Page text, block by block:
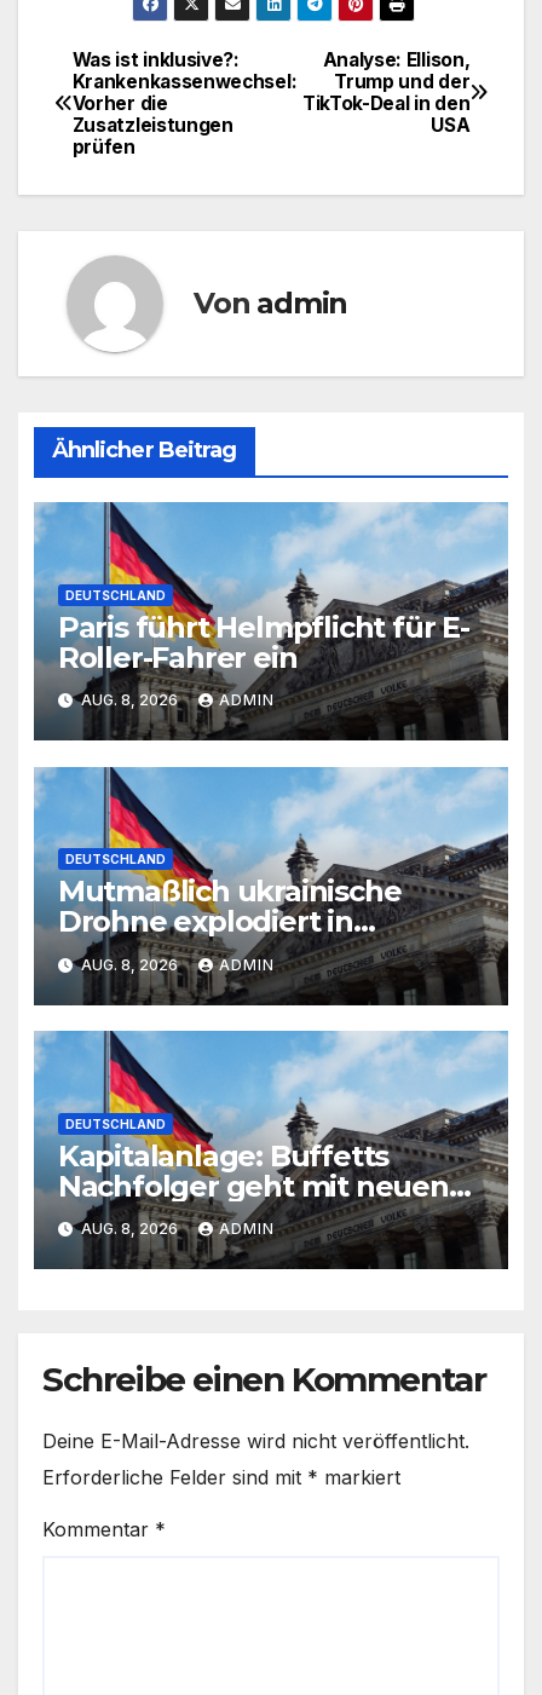
Beitragsnavigation
Analyse: Ellison,
Trump und der
TikTok-Deal in den
USA
Was ist inklusive?:
Krankenkassenwechsel:
Vorher die
Zusatzleistungen
prüfen
Von admin
Ähnlicher Beitrag
DEUTSCHLAND
Paris führt Helmpflicht für E-
Roller-Fahrer ein
AUG. 8, 2026 ADMIN
DEUTSCHLAND
Mutmaßlich ukrainische
Drohne explodiert in
Bulgarien
AUG. 8, 2026 ADMIN
DEUTSCHLAND
Kapitalanlage: Buffetts
Nachfolger geht mit neuen
Investments in die Offensive
AUG. 8, 2026 ADMIN
Schreibe einen Kommentar
Deine E-Mail-Adresse wird nicht veröffentlicht.
Erforderliche Felder sind mit * markiert
Kommentar *